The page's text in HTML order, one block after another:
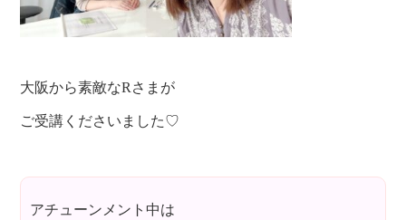
大阪から素敵なRさまが
ご受講くださいました♡
アチューンメント中は